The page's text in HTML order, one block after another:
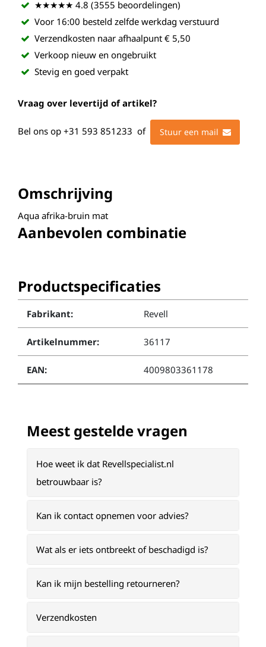
★★★★★ 4.8 (3555 beoordelingen)
Voor 16:00 besteld zelfde werkdag verstuurd
Verzendkosten naar afhaalpunt € 5,50
Verkoop nieuw en ongebruikt
Stevig en goed verpakt
Vraag over levertijd of artikel?
Bel ons op +31 593 851233 of Stuur een mail
Omschrijving
Aqua afrika-bruin mat
Aanbevolen combinatie
Productspecificaties
Fabrikant: Revell
Artikelnummer: 36117
EAN: 4009803361178
Meest gestelde vragen
Hoe weet ik dat Revellspecialist.nl
betrouwbaar is?
Kan ik contact opnemen voor advies?
Wat als er iets ontbreekt of beschadigd is?
Kan ik mijn bestelling retourneren?
Verzendkosten